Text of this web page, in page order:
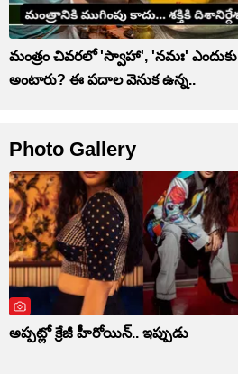
మంత్రం చివరలో 'స్వాహా', 'నమః' ఎందుకు
అంటారు? ఈ పదాల వెనుక ఉన్న..
Photo Gallery
అప్పట్లో క్రేజీ హీరోయిన్.. ఇప్పుడు